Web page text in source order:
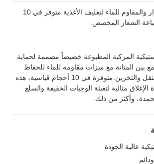
الحل القابل للاستمرار والمقاوم للماء لتغليف الأغذية متوفر في 10
الشعار المخصص.
المركبة المطبوعة خصيصاً مصممة لحماية
بين المتانة مع ميزات مقاومة للماء للحفاظ
على الطازجة أثناء النقل والتخزين.متوفرة في 10 أحجام قياسية، هذه
الإغلاق مثالية لتعبئة الوجبات الخفيفة والسلع
وأكثر من ذلك.
عالية الجودة